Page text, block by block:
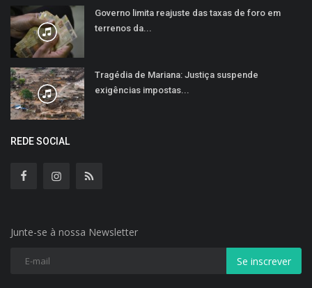
Governo limita reajuste das taxas de foro em
terrenos da...
Tragédia de Mariana: Justiça suspende
exigências impostas...
REDE SOCIAL
Junte-se à nossa Newsletter
Se inscrever